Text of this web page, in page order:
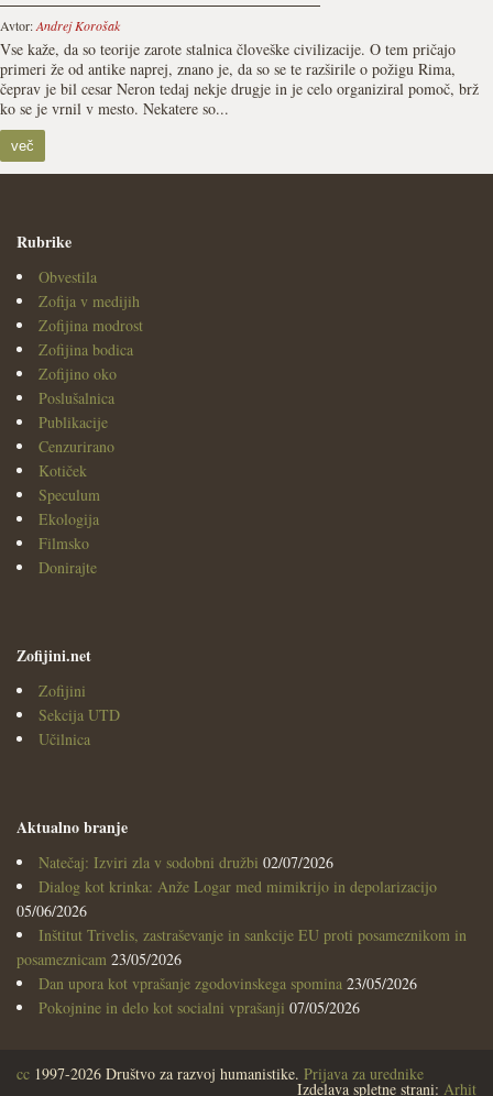
Avtor:Andrej Korošak
Vse kaže, da so teorije zarote stalnica človeške civilizacije. O tem pričajo
primeri že od antike naprej, znano je, da so se te razširile o požigu Rima,
čeprav je bil cesar Neron tedaj nekje drugje in je celo organiziral pomoč, brž
ko se je vrnil v mesto. Nekatere so...
več
Rubrike
Obvestila
Zofija v medijih
Zofijina modrost
Zofijina bodica
Zofijino oko
Poslušalnica
Publikacije
Cenzurirano
Kotiček
Speculum
Ekologija
Filmsko
Donirajte
Zofijini.net
Zofijini
Sekcija UTD
Učilnica
Aktualno branje
Natečaj: Izviri zla v sodobni družbi 02/07/2026
Dialog kot krinka: Anže Logar med mimikrijo in depolarizacijo
05/06/2026
Inštitut Trivelis, zastraševanje in sankcije EU proti posameznikom in
posameznicam 23/05/2026
Dan upora kot vprašanje zgodovinskega spomina 23/05/2026
Pokojnine in delo kot socialni vprašanji 07/05/2026
cc 1997-2026 Društvo za razvoj humanistike. Prijava za urednike
Izdelava spletne strani: Arhit